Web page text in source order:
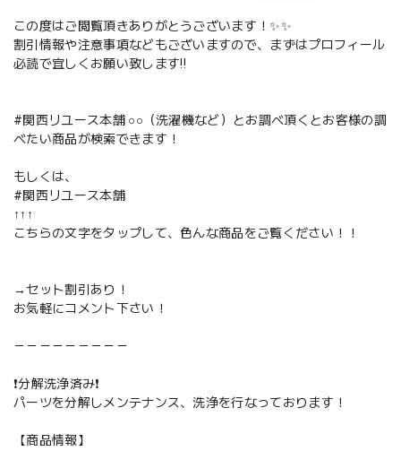
この度はご閲覧頂きありがとうございます！✨✨
割引情報や注意事項などもございますので、まずはプロフィール
必読で宜しくお願い致します‼️
#関西リユース本舗 ○○（洗濯機など）とお調べ頂くとお客様の調
べたい商品が検索できます！
もしくは、
#関西リユース本舗
↑↑↑
こちらの文字をタップして、色んな商品をご覧ください！！
→セット割引あり！
お気軽にコメント下さい！
－－－－－－－－－
❗️分解洗浄済み❗️
パーツを分解しメンテナンス、洗浄を行なっております！
【商品情報】